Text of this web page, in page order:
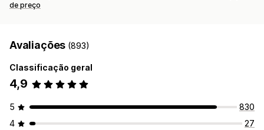
de preço
Avaliações (893)
Classificação geral
4,9
5
830
4
27